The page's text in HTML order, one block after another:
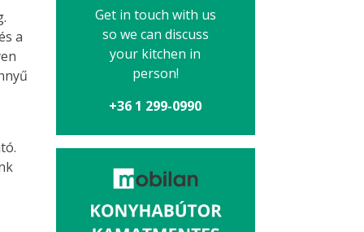
a
Get in touch with us
so we can discuss
your kitchen in
person!
+36 1 299-0990